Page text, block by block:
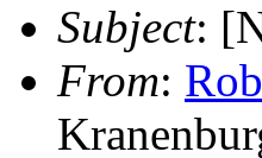
Subject:
From: